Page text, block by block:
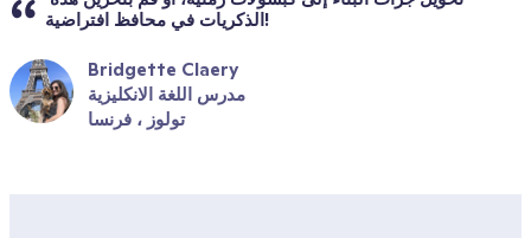
الذكريات في محافظ افتراضية!
Bridgette Claery
مدرس اللغة الانكليزية
تولوز ، فرنسا